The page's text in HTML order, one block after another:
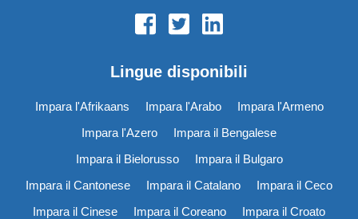
Lingue disponibili
Impara l'Afrikaans Impara l'Arabo
Impara l'Armeno
Impara l'Azero
Impara il Bengalese
Impara il Bielorusso
Impara il Bulgaro
Impara il Cantonese
Impara il Catalano
Impara il Ceco
Impara il Cinese
Impara il Coreano
Impara il Croato